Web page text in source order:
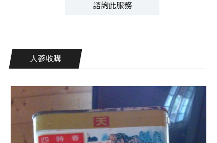
諮詢此服務
人蔘收購